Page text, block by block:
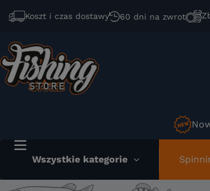
Koszt i czas dostawy 60 dni na zwrot
Wszystkie kategorie